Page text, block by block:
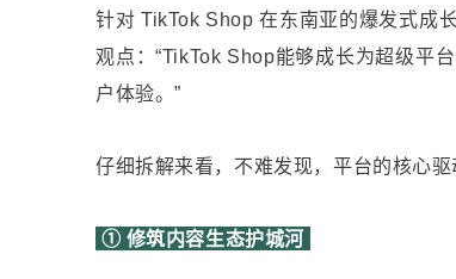
针对 TikTok Shop 在东南亚的爆发式成
观点：“TikTok Shop能够成长为超级平
户体验。”
仔细拆解来看，不难发现，平台的核心
① 修筑内容生态护城河